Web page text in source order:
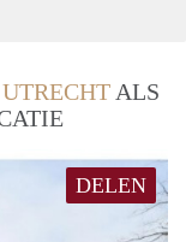
UTRECHT ALS
DELEN